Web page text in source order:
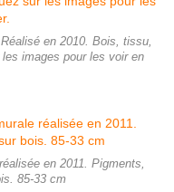
en 2010. Bois, tissu,
images pour les voir en
en 2011. Pigments,
85-33 cm